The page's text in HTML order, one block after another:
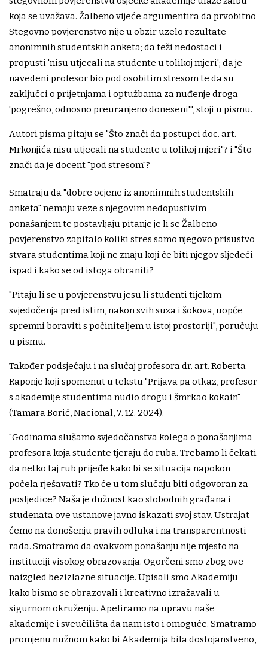
koja se uvažava. Žalbeno vijeće argumentira da prvobitno
Stegovno povjerenstvo nije u obzir uzelo rezultate
anonimnih studentskih anketa; da teži nedostaci i
propusti 'nisu utjecali na studente u tolikoj mjeri'; da je
navedeni profesor bio pod osobitim stresom te da su
zaključci o prijetnjama i optužbama za nuđenje droga
'pogrešno, odnosno preuranjeno doneseni'", stoji u pismu.
Autori pisma pitaju se "Što znači da postupci doc. art.
Mrkonjića nisu utjecali na studente u tolikoj mjeri"? i "Što
znači da je docent "pod stresom"?
Smatraju da "dobre ocjene iz anonimnih studentskih
anketa" nemaju veze s njegovim nedopustivim
ponašanjem te postavljaju pitanje je li se Žalbeno
povjerenstvo zapitalo koliki stres samo njegovo prisustvo
stvara studentima koji ne znaju koji će biti njegov sljedeći
ispad i kako se od istoga obraniti?
"Pitaju li se u povjerenstvu jesu li studenti tijekom
svjedočenja pred istim, nakon svih suza i šokova, uopće
spremni boraviti s počiniteljem u istoj prostoriji", poručuju
u pismu.
Također podsjećaju i na slučaj profesora dr. art. Roberta
Raponje koji spomenut u tekstu "Prijava pa otkaz, profesor
s akademije studentima nudio drogu i šmrkao kokain"
(Tamara Borić, Nacional, 7. 12. 2024).
"Godinama slušamo svjedočanstva kolega o ponašanjima
profesora koja studente tjeraju do ruba. Trebamo li čekati
da netko taj rub prijeđe kako bi se situacija napokon
počela rješavati? Tko će u tom slučaju biti odgovoran za
posljedice? Naša je dužnost kao slobodnih građana i
studenata ove ustanove javno iskazati svoj stav. Ustrajat
ćemo na donošenju pravih odluka i na transparentnosti
rada. Smatramo da ovakvom ponašanju nije mjesto na
instituciji visokog obrazovanja. Ogorčeni smo zbog ove
naizgled bezizlazne situacije. Upisali smo Akademiju
kako bismo se obrazovali i kreativno izražavali u
sigurnom okruženju. Apeliramo na upravu naše
akademije i sveučilišta da nam isto i omoguće. Smatramo
promjenu nužnom kako bi Akademija bila dostojanstveno,